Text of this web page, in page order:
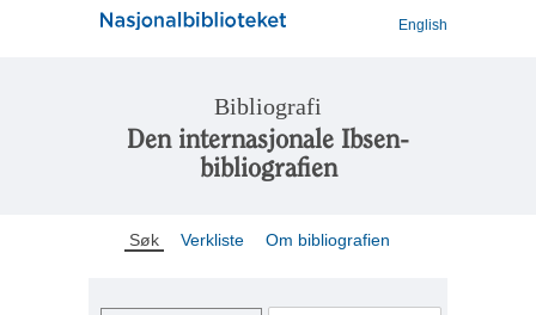
English
Bibliografi
Den internasjonale Ibsen-
bibliografien
Søk Verkliste Om bibliografien